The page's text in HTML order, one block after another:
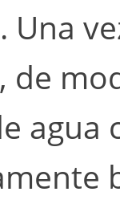
Una
de
agua